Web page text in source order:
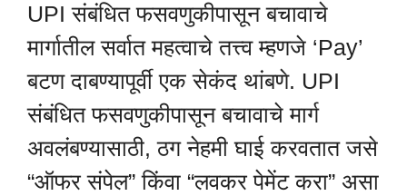
UPI संबंधित फसवणुकीपासून बचावाचे
मार्गातील सर्वात महत्वाचे तत्त्व म्हणजे ‘Pay’
बटण दाबण्यापूर्वी एक सेकंद थांबणे. UPI
संबंधित फसवणुकीपासून बचावाचे मार्ग
अवलंबण्यासाठी, ठग नेहमी घाई करवतात जसे
“ऑफर संपेल” किंवा “लवकर पेमेंट करा” असा